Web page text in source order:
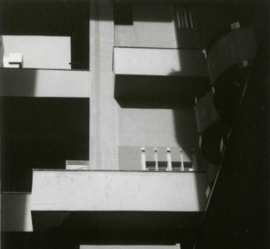
Skip to main content